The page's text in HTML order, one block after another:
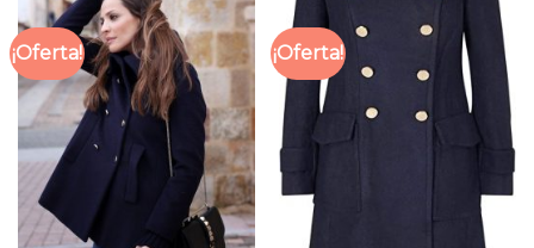
¡Oferta! ¡Oferta!